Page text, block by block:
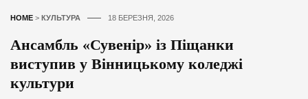
HOME > КУЛЬТУРА 18 БЕРЕЗНЯ, 2026
Ансамбль «Сувенір» із Піщанки
виступив у Вінницькому коледжі
культури